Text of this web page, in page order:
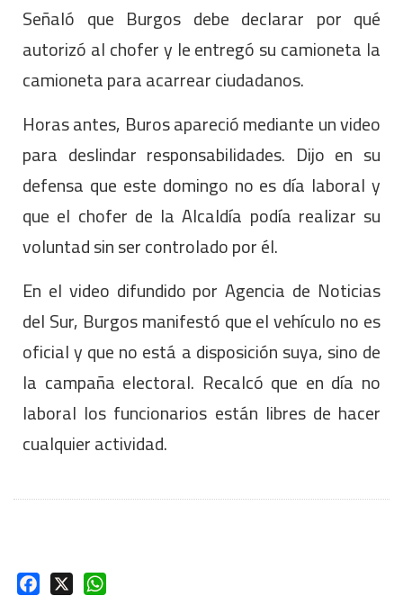
Señaló que Burgos debe declarar por qué
autorizó al chofer y le entregó su camioneta la
camioneta para acarrear ciudadanos.
Horas antes, Buros apareció mediante un video
para deslindar responsabilidades. Dijo en su
defensa que este domingo no es día laboral y
que el chofer de la Alcaldía podía realizar su
voluntad sin ser controlado por él.
En el video difundido por Agencia de Noticias
del Sur, Burgos manifestó que el vehículo no es
oficial y que no está a disposición suya, sino de
la campaña electoral. Recalcó que en día no
laboral los funcionarios están libres de hacer
cualquier actividad.
Facebook